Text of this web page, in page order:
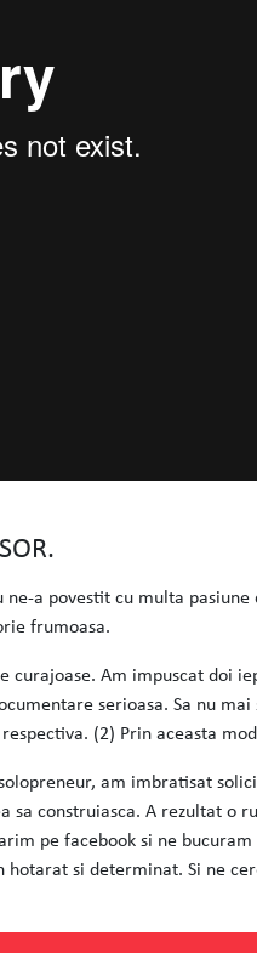
a povestit cu multa
frumoasa.
Am impuscat doi
serioasa. Sa nu
(2) Prin aceasta
am imbratisat
sa construiasca. A rezultat
pe facebook si ne
si determinat. Si ne